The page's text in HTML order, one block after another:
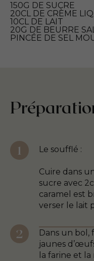
150G DE SUCRE
20CL DE CRÈME
10CL DE LAIT
20G DE BEURRE
PINCÉE DE SEL
Le soufflé :
Cuire dans
sucre avec
caramel est
verser le lait
Dans un
jaunes
la farine et